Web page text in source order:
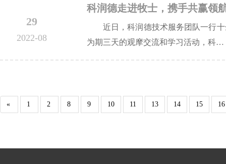
29
2022-08
科润德走进牧士，携手共赢领
近日，科润德技术服务团队一行
为期三天的观摩交流和学习活动，科…
« 1 2 8 9 10 11 13 14 15 16